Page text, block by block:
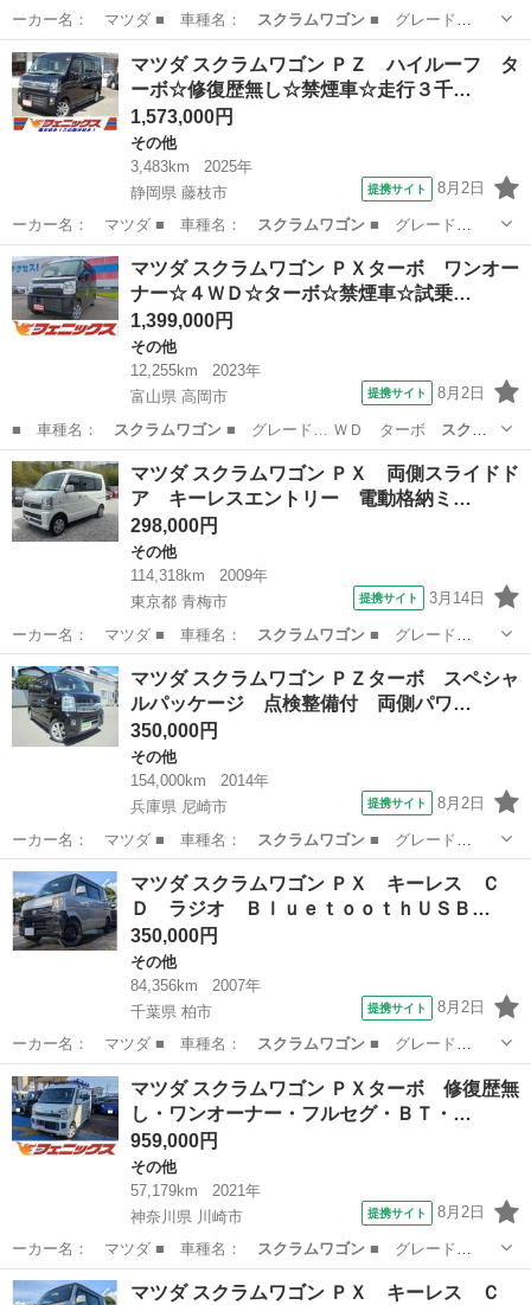
ーカー名： マツダ ■ 車種名： スクラムワゴン■ グレード
名： ＰＺターボ ■…
沖縄 宜野湾市 その他
マツダ スクラムワゴン ＰＺ ハイルーフ タ
ーボ☆修復歴無し☆禁煙車☆走行３千…
1,573,000円
その他
3,483km
2025年
静岡県 藤枝市
提携サイト 8月2日
ーカー名： マツダ ■ 車種名： スクラムワゴン■ グレード
名： ＰＺ ハイルー…
静岡 藤枝市 その他
マツダ スクラムワゴン ＰＸターボ ワンオー
ナー☆４ＷＤ☆ターボ☆禁煙車☆試乗…
1,399,000円
その他
12,255km
2023年
富山県 高岡市
提携サイト 8月2日
■ 車種名： スクラムワゴン■ グレード… ＷＤ ターボ スクラ
ムワゴン禁煙車 ■ …
富山 高岡市 その他
マツダ スクラムワゴン ＰＸ 両側スライドド
ア キーレスエントリー 電動格納ミ…
298,000円
その他
114,318km
2009年
東京都 青梅市
提携サイト 3月14日
ーカー名： マツダ ■ 車種名： スクラムワゴン■ グレード
名： ＰＸ 両側スラ…
東京 青梅市 その他
マツダ スクラムワゴン ＰＺターボ スペシャ
ルパッケージ 点検整備付 両側パワ…
350,000円
その他
154,000km
2014年
兵庫県 尼崎市
提携サイト 8月2日
ーカー名： マツダ ■ 車種名： スクラムワゴン■ グレード
名： ＰＺターボ ス…
兵庫 尼崎市 その他
マツダ スクラムワゴン ＰＸ キーレス Ｃ
Ｄ ラジオ ＢｌｕｅｔｏｏｔｈＵＳＢ…
350,000円
その他
84,356km
2007年
千葉県 柏市
提携サイト 8月2日
ーカー名： マツダ ■ 車種名： スクラムワゴン■ グレード
名： ＰＸ キーレス…
千葉 柏市 その他
マツダ スクラムワゴン ＰＸターボ 修復歴無
し・ワンオーナー・フルセグ・ＢＴ・…
959,000円
その他
57,179km
2021年
神奈川県 川崎市
提携サイト 8月2日
ーカー名： マツダ ■ 車種名： スクラムワゴン■ グレード
名： ＰＸターボ 修…
神奈川 川崎市 その他
マツダ スクラムワゴン ＰＸ キーレス Ｃ